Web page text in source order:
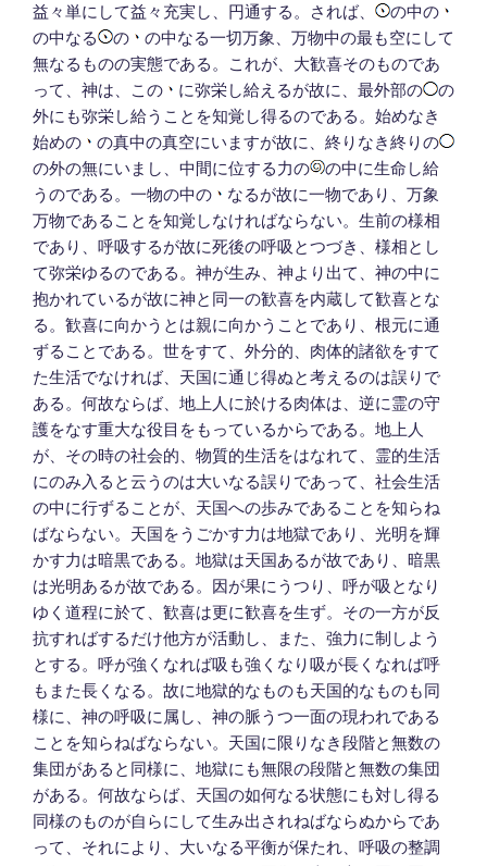
益々単にして益々充実し、円通する。されば、
の中の
の中なる
の
の中なる一切万象、万物中の最も空にして
無なるものの実態である。これが、大歓喜そのものであ
って、神は、この
に弥栄し給えるが故に、最外部の
の
外にも弥栄し給うことを知覚し得るのである。始めなき
始めの
の真中の真空にいますが故に、終りなき終りの
の外の無にいまし、中間に位する力の
の中に生命し給
うのである。一物の中の
なるが故に一物であり、万象
万物であることを知覚しなければならない。生前の様相
であり、呼吸するが故に死後の呼吸とつづき、様相とし
て弥栄ゆるのである。神が生み、神より出て、神の中に
抱かれているが故に神と同一の歓喜を内蔵して歓喜とな
る。歓喜に向かうとは親に向かうことであり、根元に通
ずることである。世をすて、外分的、肉体的諸欲をすて
た生活でなければ、天国に通じ得ぬと考えるのは誤りで
ある。何故ならば、地上人に於ける肉体は、逆に霊の守
護をなす重大な役目をもっているからである。地上人
が、その時の社会的、物質的生活をはなれて、霊的生活
にのみ入ると云うのは大いなる誤りであって、社会生活
の中に行ずることが、天国への歩みであることを知らね
ばならない。天国をうごかす力は地獄であり、光明を輝
かす力は暗黒である。地獄は天国あるが故であり、暗黒
は光明あるが故である。因が果にうつり、呼が吸となり
ゆく道程に於て、歓喜は更に歓喜を生ず。その一方が反
抗すればするだけ他方が活動し、また、強力に制しよう
とする。呼が強くなれば吸も強くなり吸が長くなれば呼
もまた長くなる。故に地獄的なものも天国的なものも同
様に、神の呼吸に属し、神の脈うつ一面の現われである
ことを知らねばならない。天国に限りなき段階と無数の
集団があると同様に、地獄にも無限の段階と無数の集団
がある。何故ならば、天国の如何なる状態にも対し得る
同様のものが自らにして生み出されねばならぬからであ
って、それにより、大いなる平衡が保たれ、呼吸の整調